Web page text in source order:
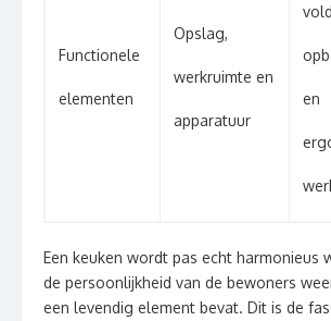
Functionele
elementen
Opslag,
werkruimte en
apparatuur
en
Een keuken wordt pas echt harmonieus
de persoonlijkheid van de bewoners
een levendig element bevat. Dit is de